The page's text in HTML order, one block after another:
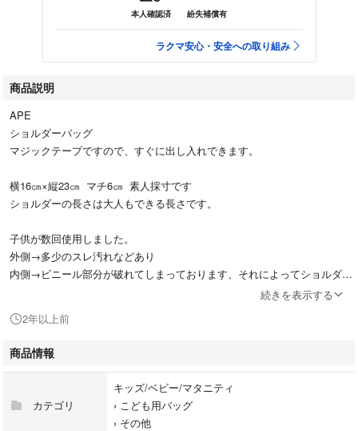
本人確認済 紛失補償有
ラクマ安心・安全への取り組み
商品説明
APE
ショルダーバッグ
マジックテープですので、すぐに出し入れできます。
横16㎝×縦23㎝ マチ6㎝ 素人採寸です
ショルダーの長さは大人もできる長さです。
子供が数回使用しました。
外側→多少のスレ汚れなどあり
内側→ビニール部分が破れてしまっております、それによってショルダー
がきれたりということではありませんが、ご理解お願いいたします。
使用する分には問題なく使用できますがスレ汚れなどは写真参照の上ご理
解のかたはご検討よろしくお願いします。
小さく折り畳んでの発送となります、ご了承下さい。
続きを表示する
2年以上前
商品情報
カテゴリ
キッズ/ベビー/マタニティ
› こども用バッグ
› その他